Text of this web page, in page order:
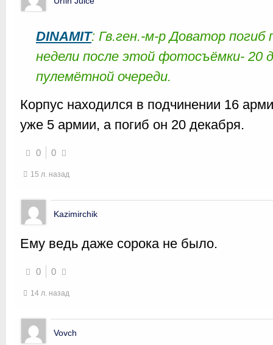
DINAMIT: Гв.ген.-м-р Доватор погиб
недели после этой фотосъёмки- 20
пулемётной очереди.
Корпус находился в подчинении 16
уже 5 армии, а погиб он 20 декабря.
0 0
15 л. назад
Kazimirchik
Ему ведь даже сорока не было.
0 0
14 л. назад
Vovch